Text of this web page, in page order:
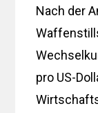
Nach der
pro US-